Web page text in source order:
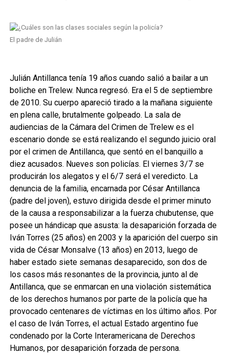
El padre de Julián
Julián Antillanca tenía 19 años cuando salió a bailar a un
boliche en Trelew. Nunca regresó. Era el 5 de septiembre
de 2010. Su cuerpo apareció tirado a la mañana siguiente
en plena calle, brutalmente golpeado. La sala de
audiencias de la Cámara del Crimen de Trelew es el
escenario donde se está realizando el segundo juicio oral
por el crimen de Antillanca, que sentó en el banquillo a
diez acusados. Nueves son policías. El viernes 3/7 se
producirán los alegatos y el 6/7 será el veredicto. La
denuncia de la familia, encarnada por César Antillanca
(padre del joven), estuvo dirigida desde el primer minuto
de la causa a responsabilizar a la fuerza chubutense, que
posee un hándicap que asusta: la desaparición forzada de
Iván Torres (25 años) en 2003 y la aparición del cuerpo sin
vida de César Monsalve (13 años) en 2013, luego de
haber estado siete semanas desaparecido, son dos de
los casos más resonantes de la provincia, junto al de
Antillanca, que se enmarcan en una violación sistemática
de los derechos humanos por parte de la policía que ha
provocado centenares de víctimas en los último años. Por
el caso de Iván Torres, el actual Estado argentino fue
condenado por la Corte Interamericana de Derechos
Humanos, por desaparición forzada de persona.